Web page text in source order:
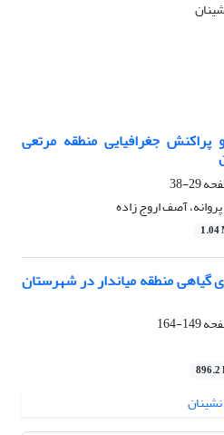
جغرافیایی منطقه مرتعی
29-38
آصف اروج زاده
1.04
گیاهی منطقه میاندار در شهرستان
149-164
896.2